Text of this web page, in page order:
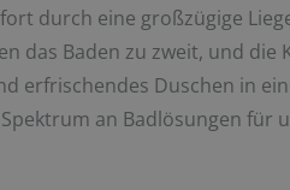
durch eine großzügige
das Baden zu zweit, und
erfrischendes Duschen in
an Badlösungen